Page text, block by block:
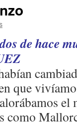
de hace
que
el
como